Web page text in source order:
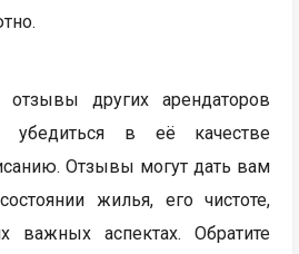
отзывы других арендаторов
убедиться в её качестве
Отзывы могут дать вам
жилья, его чистоте,
важных аспектах. Обратите